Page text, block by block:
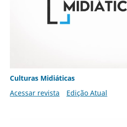
Culturas Midiáticas
Acessar revista
Edição Atual